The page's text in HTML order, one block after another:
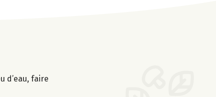
d’eau, faire